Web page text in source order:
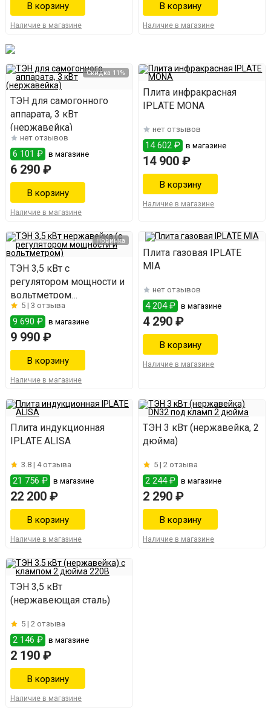
Наличие в магазине Наличие в магазине
Скидка 11%
ТЭН для самогонного
аппарата, 3 кВт
(нержавейка)
нет отзывов
6 101 ₽ в магазине
6 290 ₽
Наличие в магазине
Плита инфракрасная
IPLATE MONA
нет отзывов
14 602 ₽ в магазине
14 900 ₽
Наличие в магазине
Новинка
ТЭН 3,5 кВт с
регулятором мощности и
вольтметром
(нержавейка)
5 | 3 отзыва
9 690 ₽ в магазине
9 990 ₽
Наличие в магазине
Плита газовая IPLATE
MIA
нет отзывов
4 204 ₽ в магазине
4 290 ₽
Наличие в магазине
Плита индукционная
IPLATE ALISA
3.8 | 4 отзыва
21 756 ₽ в магазине
22 200 ₽
Наличие в магазине
ТЭН 3 кВт (нержавейка, 2
дюйма)
5 |2 отзыва
2 244 ₽ в магазине
2 290 ₽
Наличие в магазине
ТЭН 3,5 кВт
(нержавеющая сталь)
5 | 2 отзыва
2 146 ₽ в магазине
2 190 ₽
Наличие в магазине